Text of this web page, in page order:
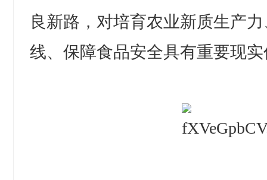
良新路，对培育农业新质生产
线、保障食品安全具有重要现